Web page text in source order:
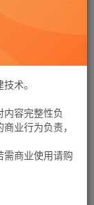
术。
容完整性负
业行为负责，
商业使用请购